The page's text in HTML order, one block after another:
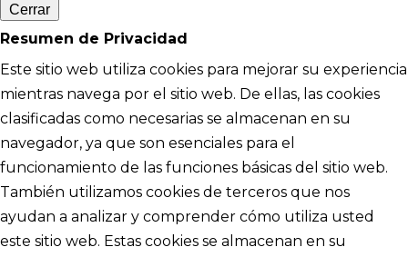
Cerrar
Resumen de Privacidad
Este sitio web utiliza cookies para mejorar su experiencia
mientras navega por el sitio web. De ellas, las cookies
clasificadas como necesarias se almacenan en su
navegador, ya que son esenciales para el
funcionamiento de las funciones básicas del sitio web.
También utilizamos cookies de terceros que nos
ayudan a analizar y comprender cómo utiliza usted
este sitio web. Estas cookies se almacenan en su